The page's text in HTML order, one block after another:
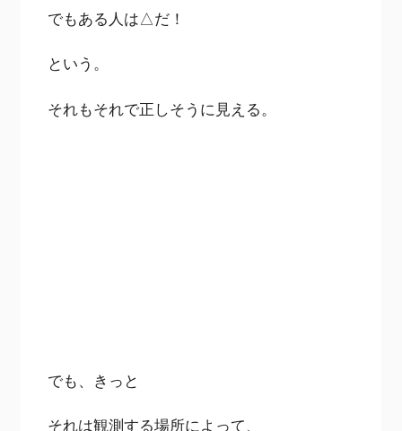
でもある人は△だ！
という。
それもそれで正しそうに見える。
でも、きっと
それは観測する場所によって、